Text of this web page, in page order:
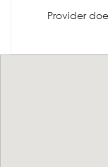
Provider